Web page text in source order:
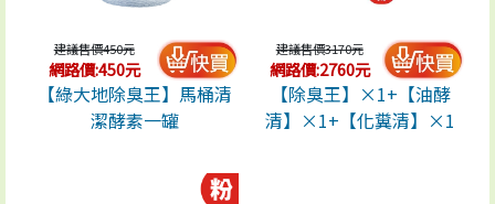
建議售價450元
網路價:450元
【綠大地除臭王】馬桶清
潔酵素一罐
建議售價3170元
網路價:2760元
【除臭王】×1+【油酵
清】×1+【化糞清】×1